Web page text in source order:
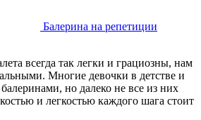
Балерина на репетиции
всегда так легки и грациозны, нам
Многие девочки в детстве и
но далеко не все из них
и легкостью каждого шага стоит